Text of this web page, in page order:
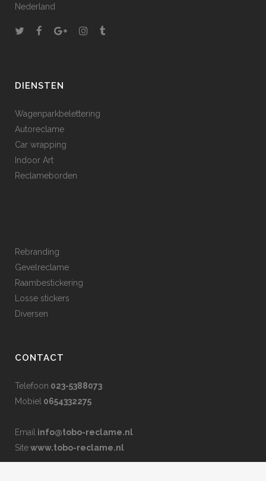
Nederland
DIENSTEN
Wagenparkbelettering
Autoreclame
Car wrapping
Indoor Art
Reclameborden
Rebranding
Gevelreclame
Raambestickering
Losse stickers
Diversen
CONTACT
Telefoon 023-5388073
Mobiel 0654332275
Email info@tobo-reclame.nl
Sitewww.tobo-reclame.nl